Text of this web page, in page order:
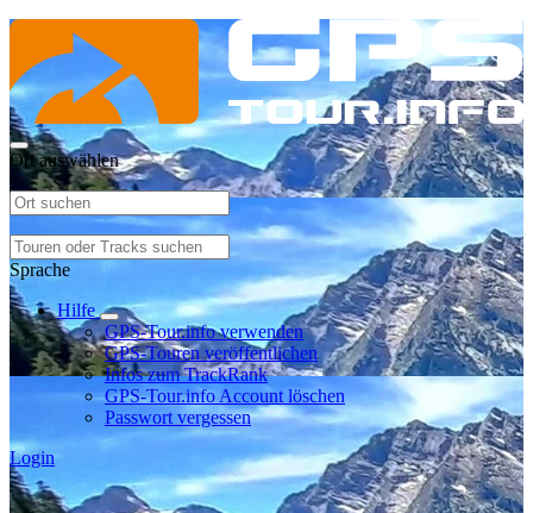
Ort auswählen
Sprache
Hilfe
GPS-Tour.info verwenden
GPS-Touren veröffentlichen
Infos zum TrackRank
GPS-Tour.info Account löschen
Passwort vergessen
Login